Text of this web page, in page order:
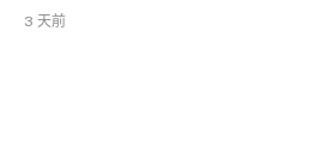
3 天前